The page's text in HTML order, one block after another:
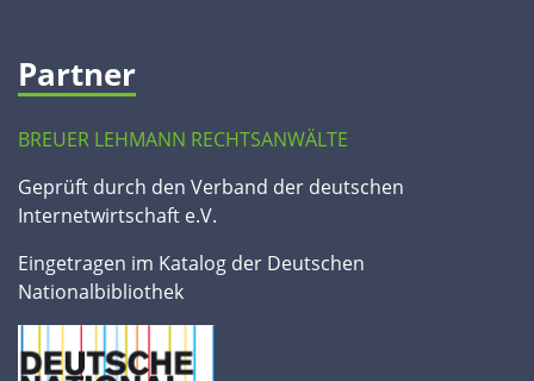
Partner
BREUER LEHMANN RECHTSANWÄLTE
Geprüft durch den Verband der deutschen
Internetwirtschaft e.V.
Eingetragen im Katalog der Deutschen
Nationalbibliothek